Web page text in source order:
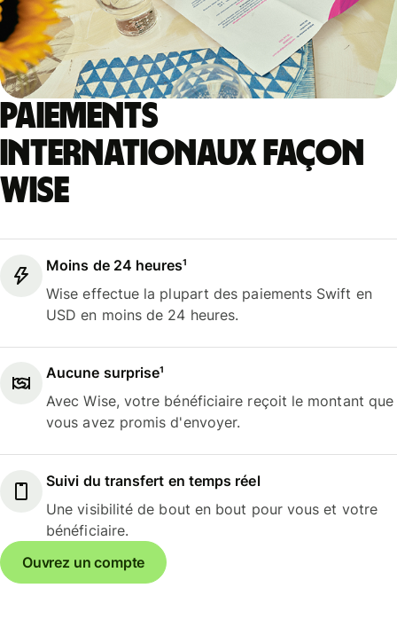
Paiements
internationaux façon
Wise
Moins de 24 heures¹
Wise effectue la plupart des paiements Swift en
USD en moins de 24 heures.
Aucune surprise¹
Avec Wise, votre bénéficiaire reçoit le montant que
vous avez promis d'envoyer.
Suivi du transfert en temps réel
Une visibilité de bout en bout pour vous et votre
bénéficiaire.
Ouvrez un compte